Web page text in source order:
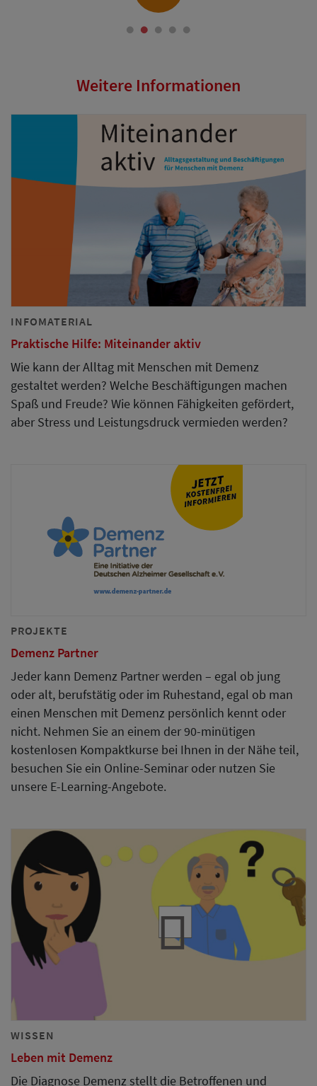
Weitere Informationen
INFOMATERIAL
Praktische Hilfe: Miteinander aktiv
Wie kann der Alltag mit Menschen mit Demenz
gestaltet werden? Welche Beschäftigungen machen
Spaß und Freude? Wie können Fähigkeiten gefördert,
aber Stress und Leistungsdruck vermieden werden?
PROJEKTE
Demenz Partner
Jeder kann Demenz Partner werden – egal ob jung
oder alt, berufstätig oder im Ruhestand, egal ob man
einen Menschen mit Demenz persönlich kennt oder
nicht. Nehmen Sie an einem der 90-minütigen
kostenlosen Kompaktkurse bei Ihnen in der Nähe teil,
besuchen Sie ein Online-Seminar oder nutzen Sie
unsere E-Learning-Angebote.
WISSEN
Leben mit Demenz
Die Diagnose Demenz stellt die Betroffenen und